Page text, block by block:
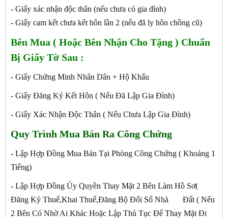
- Giấy xác nhận độc thân (nếu chưa có gia đình)
- Giấy cam kết chưa kết hôn lần 2 (nếu đã ly hôn chồng cũ)
Bên Mua ( Hoặc Bên Nhận Cho Tặng ) Chuẩn
Bị Giấy Tờ Sau :
- Giấy Chứng Minh Nhân Dân + Hộ Khẩu
- Giấy Đăng Ký Kết Hôn ( Nếu Đã Lập Gia Đình)
- Giấy Xác Nhận Độc Thân ( Nếu Chưa Lập Gia Đình)
Quy Trình Mua Bán Ra Công Chứng
- Lập Hợp Đồng Mua Bán Tại Phòng Công Chứng ( Khoảng 1
Tiếng)
- Lập Hợp Đồng Ủy Quyền Thay Mặt 2 Bên Làm Hồ Sơ(
Đăng Ký Thuế,Khai Thuế,Đăng Bộ Đổi Sổ Nhà Đất ( Nếu
2 Bên Có Nhờ Ai Khác Hoặc Lập Thủ Tục Để Thay Mặt Đi